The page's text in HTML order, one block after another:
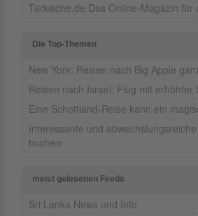
Türkische.de Das Online-Magazin für
Die Top-Themen
New York: Reisen nach Big Apple
Reisen nach Israel: Flug mit erhöhter
Eine Schottland-Reise kann ein
Interessante und
buchen
meist gelesenen Feeds
Sri Lanka News und Info